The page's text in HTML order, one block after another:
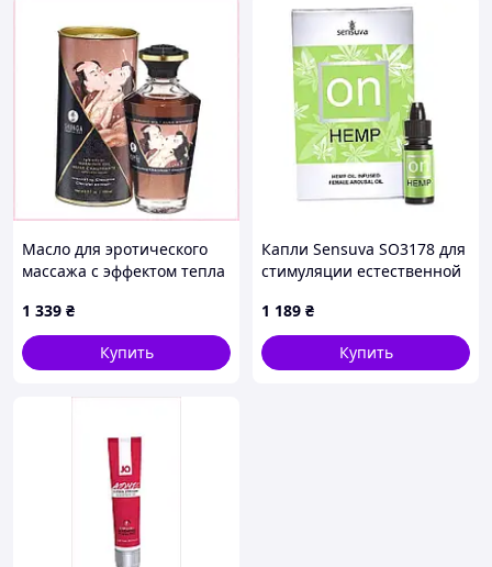
Масло для эротического
массажа с эффектом тепла
1 339 ₴
Купить
Капли Sensuva SO3178 для
стимуляции естественной
1 189 ₴
Купить